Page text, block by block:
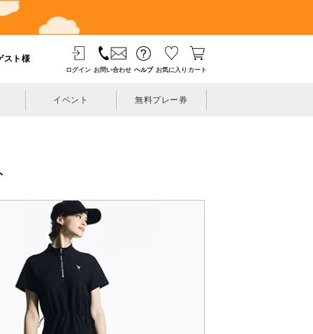
スト様
ログイン お問い合わせ ヘルプ お気に入り カート
イベント 無料プレー券